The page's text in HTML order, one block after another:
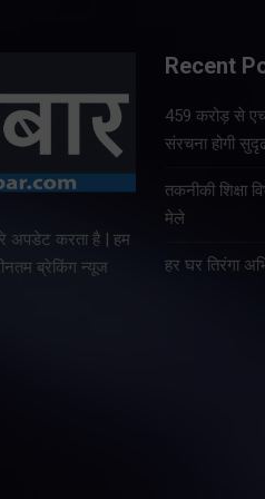
अपडेट करता है | हम
ब्रेकिंग न्यूज
Recent
459 करोड़ से
संरचना होगी
तकनीकी शिक्षा
मेले
हर घर तिरंगा